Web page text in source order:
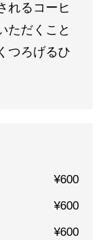
れるコーヒ
ただくこと
つろげるひ
¥600
¥600
¥600